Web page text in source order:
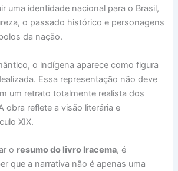
uma identidade nacional para o Brasil,
o passado histórico e personagens
da nação.
o indígena aparece como figura
Essa representação não deve
um retrato totalmente realista dos
obra reflete a visão literária e
XIX.
o resumo do livro Iracema, é
que a narrativa não é apenas uma